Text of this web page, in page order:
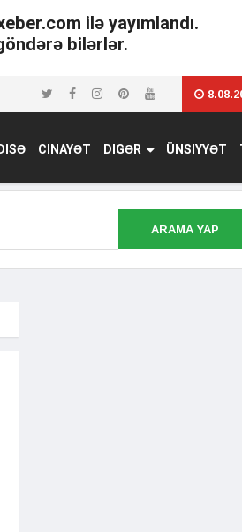
ilə yayımlandı.
bilərlər.
CINAYƏT DIGƏR ÜNSIYYƏT
ARAMA YAP